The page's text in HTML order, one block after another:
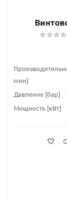
мин]
Давление [бар]
Мощность [кВт]